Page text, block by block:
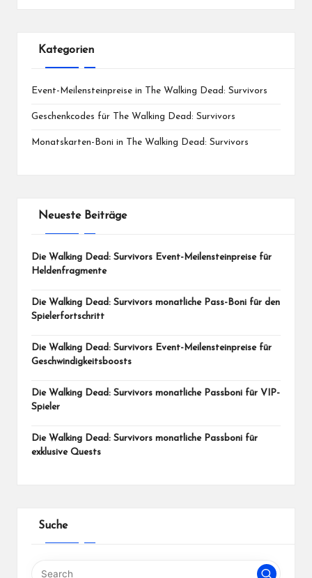
Kategorien
Event-Meilensteinpreise in The Walking Dead: Survivors
Geschenkcodes für The Walking Dead: Survivors
Monatskarten-Boni in The Walking Dead: Survivors
Neueste Beiträge
Die Walking Dead: Survivors Event-Meilensteinpreise für
Heldenfragmente
Die Walking Dead: Survivors monatliche Pass-Boni für den
Spielerfortschritt
Die Walking Dead: Survivors Event-Meilensteinpreise für
Geschwindigkeitsboosts
Die Walking Dead: Survivors monatliche Passboni für VIP-
Spieler
Die Walking Dead: Survivors monatliche Passboni für
exklusive Quests
Suche